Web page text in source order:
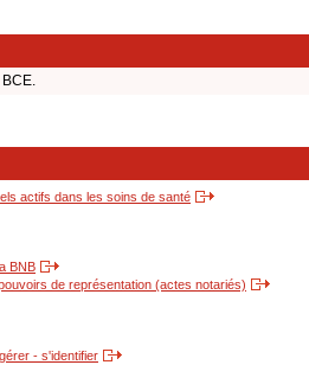
actifs dans les soins de santé
BNB
de représentation (actes notariés)
- s'identifier